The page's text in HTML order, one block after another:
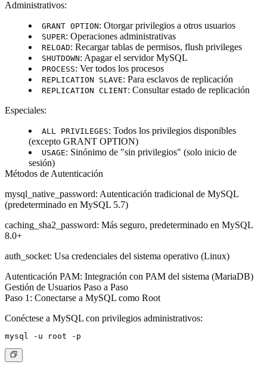
Administrativos:
GRANT OPTION: Otorgar privilegios a otros usuarios
SUPER: Operaciones administrativas
RELOAD: Recargar tablas de permisos, flush privileges
SHUTDOWN: Apagar el servidor MySQL
PROCESS: Ver todos los procesos
REPLICATION SLAVE: Para esclavos de replicación
REPLICATION CLIENT: Consultar estado de replicación
Especiales:
ALL PRIVILEGES: Todos los privilegios disponibles
(excepto GRANT OPTION)
USAGE: Sinónimo de "sin privilegios" (solo inicio de
sesión)
Métodos de Autenticación
mysql_native_password: Autenticación tradicional de MySQL
(predeterminado en MySQL 5.7)
caching_sha2_password: Más seguro, predeterminado en MySQL
8.0+
auth_socket: Usa credenciales del sistema operativo (Linux)
Autenticación PAM: Integración con PAM del sistema (MariaDB)
Gestión de Usuarios Paso a Paso
Paso 1: Conectarse a MySQL como Root
Conéctese a MySQL con privilegios administrativos: